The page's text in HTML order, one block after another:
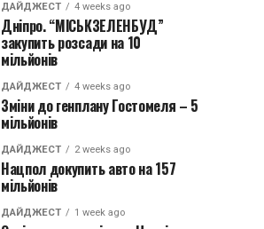
ДАЙДЖЕСТ 4 weeks ago
Дніпро. “МІСЬКЗЕЛЕНБУД”
закупить розсади на 10
мільйонів
ДАЙДЖЕСТ 4 weeks ago
Зміни до генплану Гостомеля – 5
мільйонів
ДАЙДЖЕСТ 2 weeks ago
Нацпол докупить авто на 157
мільйонів
ДАЙДЖЕСТ 1 week ago